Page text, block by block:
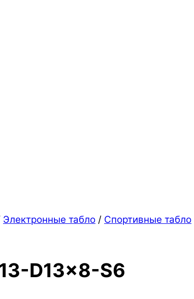
Электронные табло / Спортивные табло
D13x8-S6